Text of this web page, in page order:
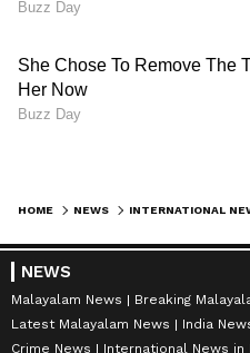
HOME NEWS INTERNATIONAL
NEWS
Malayalam News
Breaking
Latest Malayalam News
India
Crime News
International News in